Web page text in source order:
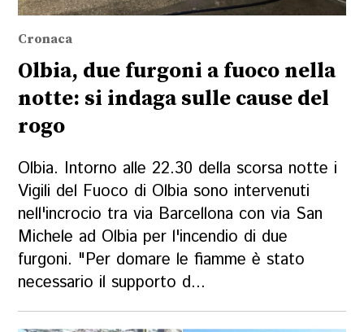
Cronaca
Olbia, due furgoni a fuoco nella
notte: si indaga sulle cause del
rogo
Olbia. Intorno alle 22.30 della scorsa notte i
Vigili del Fuoco di Olbia sono intervenuti
nell'incrocio tra via Barcellona con via San
Michele ad Olbia per l'incendio di due
furgoni. "Per domare le fiamme è stato
necessario il supporto d...